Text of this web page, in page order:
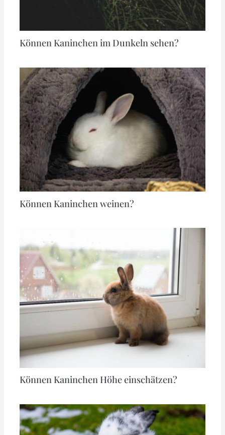
Können Kaninchen im Dunkeln sehen?
Können Kaninchen weinen?
Können Kaninchen Höhe einschätzen?